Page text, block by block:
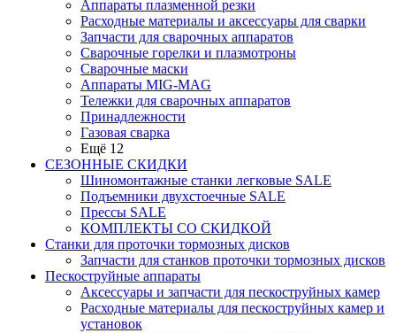
Аппараты плазменной резки
Расходные материалы и аксессуары для сварки
Запчасти для сварочных аппаратов
Сварочные горелки и плазмотроны
Сварочные маски
Аппараты MIG-MAG
Тележки для сварочных аппаратов
Принадлежности
Газовая сварка
Ещё 12
СЕЗОННЫЕ СКИДКИ
Шиномонтажные станки легковые SALE
Подъемники двухстоечные SALE
Прессы SALE
КОМПЛЕКТЫ СО СКИДКОЙ
Станки для проточки тормозных дисков
Запчасти для станков проточки тормозных дисков
Пескоструйные аппараты
Аксессуары и запчасти для пескоструйных камер
Расходные материалы для пескоструйных камер и
установок